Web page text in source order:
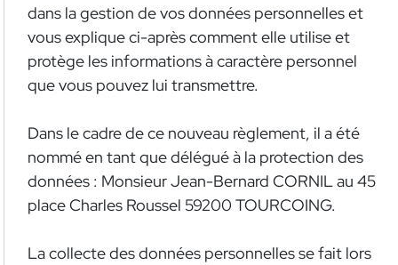
dans la gestion de vos données personnelles et
vous explique ci-après comment elle utilise et
protège les informations à caractère personnel
que vous pouvez lui transmettre.
Dans le cadre de ce nouveau règlement, il a été
nommé en tant que délégué à la protection des
données : Monsieur Jean-Bernard CORNIL au 45
place Charles Roussel 59200 TOURCOING.
La collecte des données personnelles se fait lors